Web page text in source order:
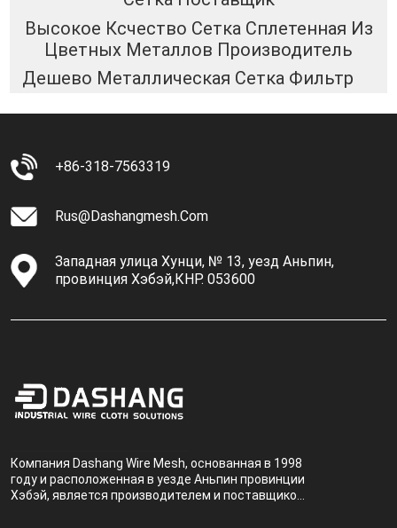
Высокое Ксчество Сетка Сплетенная Из
Цветных Металлов Производитель
Дешево Металлическая Сетка Фильтр
+86-318-7563319
Rus@dashangmesh.com
Западная улица Хунци, № 13, уезд Аньпин,
провинция Хэбэй,КНР. 053600
Компания Dashang Wire Mesh, основанная в 1998
году и расположенная в уезде Аньпин провинции
Хэбэй, является производителем и поставщиком,